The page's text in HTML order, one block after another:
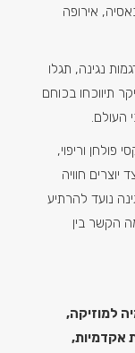
אירופה
נגינה, תגלו
תיווכחו בכוחם
העולם.
וריפוי,
חוויה
נועד להרתיע
הקשר בין
למוזיקה,
אקדמיות,